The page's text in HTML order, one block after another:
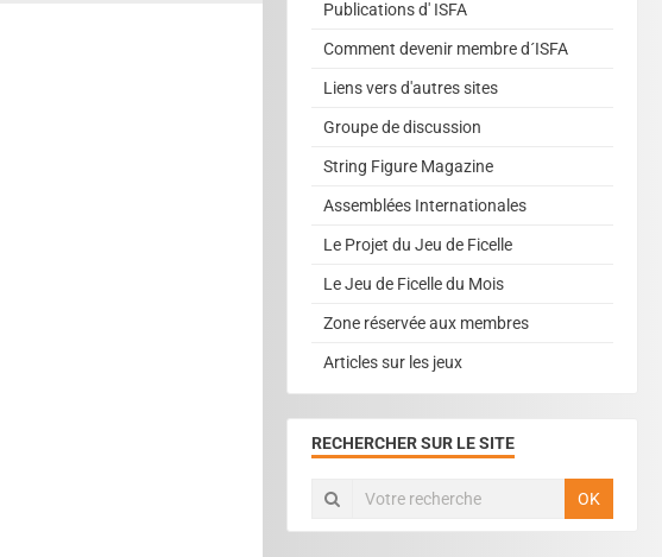
Publications d' ISFA
Comment devenir membre d´ISFA
Liens vers d'autres sites
Groupe de discussion
String Figure Magazine
Assemblées Internationales
Le Projet du Jeu de Ficelle
Le Jeu de Ficelle du Mois
Zone réservée aux membres
Articles sur les jeux
RECHERCHER SUR LE SITE
OK